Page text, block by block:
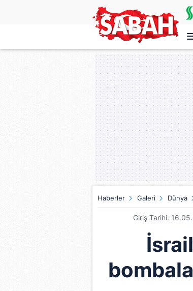
Türkiye'nin en iyi haber sitesi
Haberler Galeri Dünya
Giriş Tarihi: